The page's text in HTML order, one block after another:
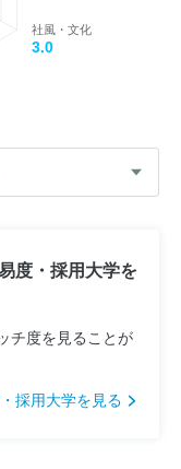
社風・文化
3.0
度・採用大学を
チ度を見ることが
採用大学を見る